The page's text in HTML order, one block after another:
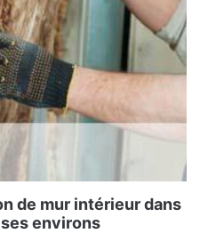
de mur intérieur dans
environs